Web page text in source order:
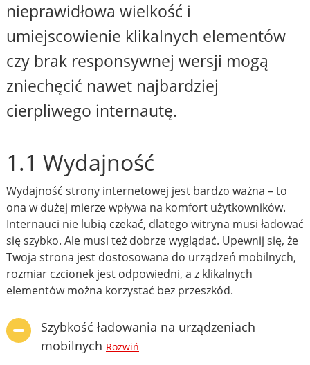
nieprawidłowa wielkość i
umiejscowienie klikalnych elementów
czy brak responsywnej wersji mogą
zniechęcić nawet najbardziej
cierpliwego internautę.
1.1 Wydajność
Wydajność strony internetowej jest bardzo ważna – to
ona w dużej mierze wpływa na komfort użytkowników.
Internauci nie lubią czekać, dlatego witryna musi ładować
się szybko. Ale musi też dobrze wyglądać. Upewnij się, że
Twoja strona jest dostosowana do urządzeń mobilnych,
rozmiar czcionek jest odpowiedni, a z klikalnych
elementów można korzystać bez przeszkód.
Szybkość ładowania na urządzeniach
mobilnych Rozwiń